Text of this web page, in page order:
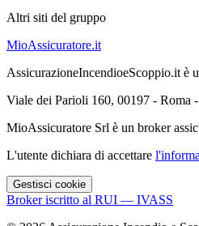
Altri siti del gruppo
MioAssicuratore.it
AssicurazioneIncendioeScoppio.it è
Viale dei Parioli 160, 00197 - Roma
MioAssicuratore Srl è un broker
L'utente dichiara di accettare
Gestisci cookie
Broker iscritto al RUI — IVASS